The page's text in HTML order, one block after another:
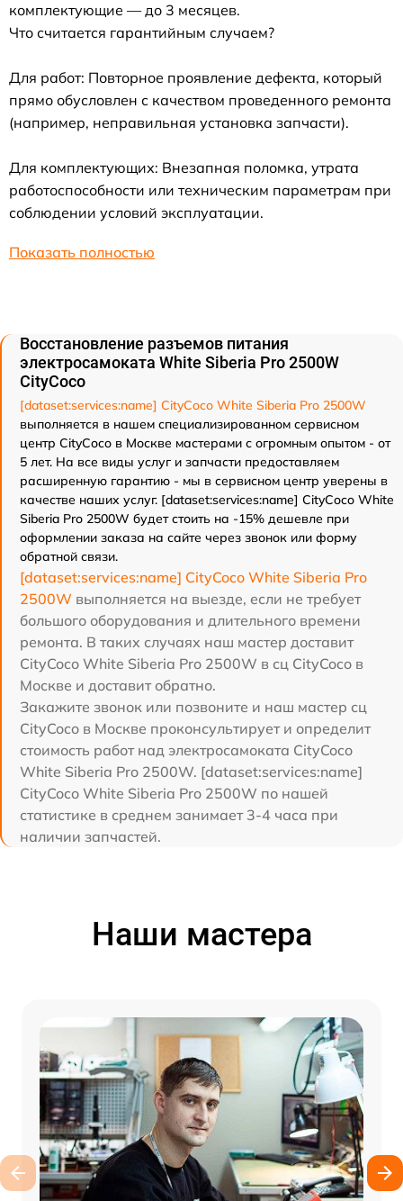
комплектующие — до 3 месяцев.
Что считается гарантийным случаем?
Для работ: Повторное проявление дефекта, который
прямо обусловлен с качеством проведенного ремонта
(например, неправильная установка запчасти).
Для комплектующих: Внезапная поломка, утрата
работоспособности или техническим параметрам при
соблюдении условий эксплуатации.
Показать полностью
Восстановление разъемов питания
электросамоката White Siberia Pro 2500W
CityCoco
[dataset:services:name] CityCoco White Siberia Pro 2500W
выполняется в нашем специализированном сервисном
центр CityCoco в Москве мастерами с огромным опытом - от
5 лет. На все виды услуг и запчасти предоставляем
расширенную гарантию - мы в сервисном центр уверены в
качестве наших услуг. [dataset:services:name] CityCoco White
Siberia Pro 2500W будет стоить на -15% дешевле при
оформлении заказа на сайте через звонок или форму
обратной связи.
[dataset:services:name] CityCoco White Siberia Pro
2500W выполняется на выезде, если не требует
большого оборудования и длительного времени
ремонта. В таких случаях наш мастер доставит
CityCoco White Siberia Pro 2500W в сц CityCoco в
Москве и доставит обратно.
Закажите звонок или позвоните и наш мастер сц
CityCoco в Москве проконсультирует и определит
стоимость работ над электросамоката CityCoco
White Siberia Pro 2500W. [dataset:services:name]
CityCoco White Siberia Pro 2500W по нашей
статистике в среднем занимает 3-4 часа при
наличии запчастей.
Наши мастера